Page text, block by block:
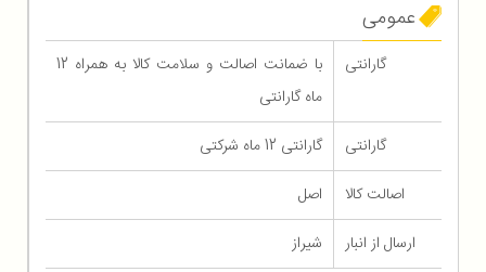
عمومی
گارانتی
با ضمانت اصالت و سلامت کالا به همراه 12
ماه گارانتی
گارانتی
گارانتی 12 ماه شرکتی
اصالت کالا
اصل
ارسال از انبار
شیراز